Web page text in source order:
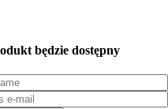
będzie dostępny